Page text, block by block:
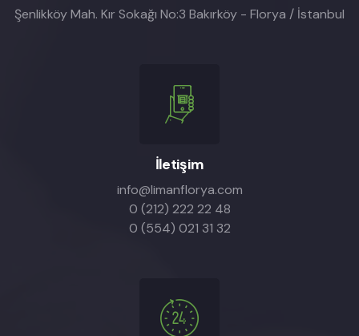
Şenlikköy Mah. Kır Sokağı No:3 Bakırköy - Florya / İstanbul
İletişim
info@limanflorya.com
0 (212) 222 22 48
0 (554) 021 31 32